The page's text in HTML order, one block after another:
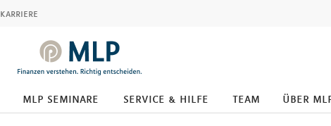
karriere
mlp seminare service & hilfe team über